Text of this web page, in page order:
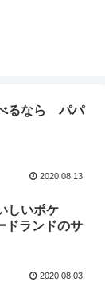
るなら パパ
2020.08.13
しいポケ
ドランドのサ
2020.08.03